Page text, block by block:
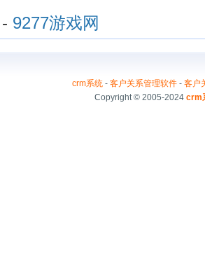
- 9277游戏网
crm系统 - 客户关系管理软件 - 客户
Copyright © 2005-2024 crm